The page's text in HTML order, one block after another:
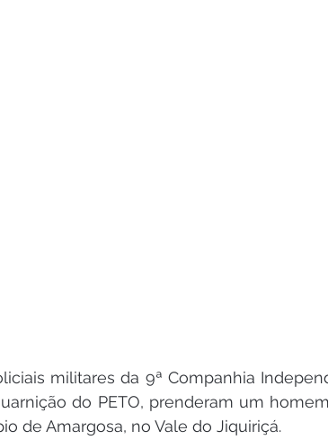
militares da 9ª Companhia
do PETO, prenderam um
de Amargosa, no Vale do Jiquiriçá.